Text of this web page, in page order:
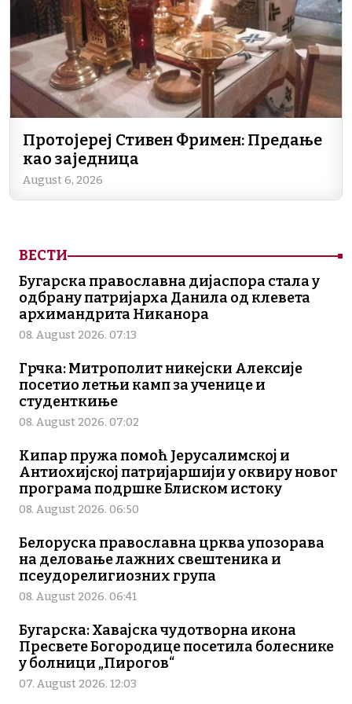
Протојереј Стивен Фримен: Предање
као заједница
August 6, 2026
ВЕСТИ
Бугарска православна дијаспора стала у
одбрану патријарха Данила од клевета
архимандрита Никанора
08. August 2026. 07:13
Грчка: Митрополит никејски Алексије
посетио летњи камп за ученице и
студенткиње
08. August 2026. 07:02
Кипар пружа помоћ Јерусалимској и
Антиохијској патријаршији у оквиру новог
програма подршке Блиском истоку
08. August 2026. 06:50
Белоруска православна црква упозорава
на деловање лажних свештеника и
псеудорелигиозних група
08. August 2026. 06:41
Бугарска: Хавајска чудотворна икона
Пресвете Богородице посетила болеснике
у болници „Пирогов“
07. August 2026. 12:03